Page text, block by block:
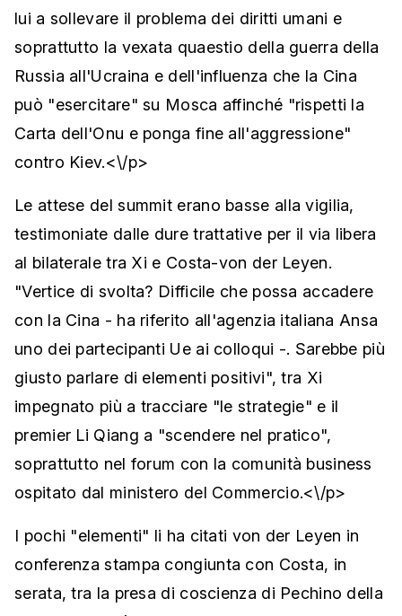
lui a sollevare il problema dei diritti umani e
soprattutto la vexata quaestio della guerra della
Russia all'Ucraina e dell'influenza che la Cina
può "esercitare" su Mosca affinché "rispetti la
Carta dell'Onu e ponga fine all'aggressione"
contro Kiev.<\/p>
Le attese del summit erano basse alla vigilia,
testimoniate dalle dure trattative per il via libera
al bilaterale tra Xi e Costa-von der Leyen.
"Vertice di svolta? Difficile che possa accadere
con la Cina - ha riferito all'agenzia italiana Ansa
uno dei partecipanti Ue ai colloqui -. Sarebbe più
giusto parlare di elementi positivi", tra Xi
impegnato più a tracciare "le strategie" e il
premier Li Qiang a "scendere nel pratico",
soprattutto nel forum con la comunità business
ospitato dal ministero del Commercio.<\/p>
I pochi "elementi" li ha citati von der Leyen in
conferenza stampa congiunta con Costa, in
serata, tra la presa di coscienza di Pechino della